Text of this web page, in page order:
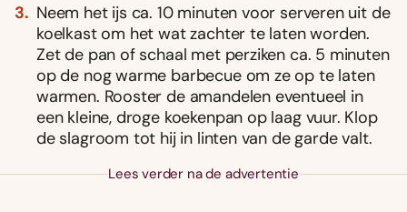
Neem het ijs ca. 10 minuten voor serveren uit de
koelkast om het wat zachter te laten worden.
Zet de pan of schaal met perziken ca. 5 minuten
op de nog warme barbecue om ze op te laten
warmen. Rooster de amandelen eventueel in
een kleine, droge koekenpan op laag vuur. Klop
de slagroom tot hij in linten van de garde valt.
Lees verder na de advertentie